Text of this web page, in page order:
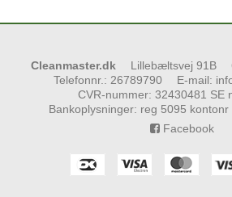
Cleanmaster.dk Lillebæltsvej 91B
Telefonnr. : 26789790 E-mail:
CVR-nummer: 32430481 SE
Bankoplysninger: reg 5095 kontonr
Facebook